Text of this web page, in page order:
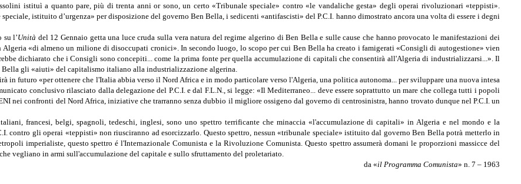
istituì a quanto pare, più di trenta anni or sono, un certo «Tribunale speciale» contro «le vandaliche gesta» degli operai rivoluzionari «teppisti».
istituito d’urgenza» per disposizione del governo Ben Bella, i sedicenti «antifascisti» del P.C.I. hanno dimostrato ancora una volta di essere i degni
su l’Unità del 12 Gennaio getta una luce cruda sulla vera natura del regime algerino di Ben Bella e sulle cause che hanno provocato le manifestazioni dei
«di almeno un milione di disoccupati cronici». In secondo luogo, lo scopo per cui Ben Bella ha creato i famigerati «Consigli di autogestione» vien
dichiarato che i Consigli sono concepiti... come la prima fonte per quella accumulazione di capitali che consentirà all'Algeria di industrializzarsi...». Il
gli «aiuti» del capitalismo italiano alla industrializzazione algerina.
in futuro «per ottenere che l'Italia abbia verso il Nord Africa e in modo particolare verso l'Algeria, una politica autonoma... per sviluppare una nuova intesa
conclusivo rilasciato dalla delegazione del P.C.I. e dal F.L.N., si legge: «Il Mediterraneo... deve essere soprattutto un mare che collega tutti i popoli
nei confronti del Nord Africa, iniziative che trarranno senza dubbio il migliore ossigeno dal governo di centrosinistra, hanno trovato dunque nel P.C.I. un
francesi, belgi, spagnoli, tedeschi, inglesi, sono uno spettro terrificante che minaccia «l'accumulazione di capitali» in Algeria e nel mondo e la
contro gli operai «teppisti» non riusciranno ad esorcizzarlo. Questo spettro, nessun «tribunale speciale» istituito dal governo Ben Bella potrà metterlo in
imperialiste, questo spettro é l'Internazionale Comunista e la Rivoluzione Comunista. Questo spettro assumerà domani le proporzioni massicce del
vegliano in armi sull'accumulazione del capitale e sullo sfruttamento del proletariato.
da «il Programma Comunista» n. 7 – 1963